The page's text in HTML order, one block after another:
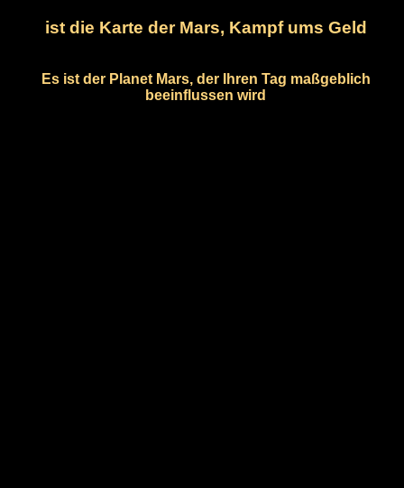
ist die Karte der Mars, Kampf ums Geld
Es ist der Planet Mars, der Ihren Tag maßgeblich
beeinflussen wird